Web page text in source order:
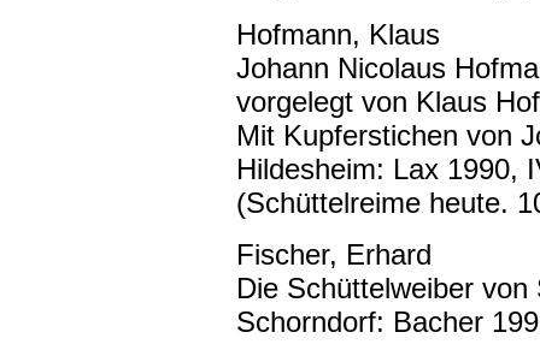
Hofmann, Klaus
Johann Nicolaus
vorgelegt von Klaus
Mit Kupferstichen von
Hildesheim: Lax 1990,
(Schüttelreime heute.
Fischer, Erhard
Die Schüttelweiber
Schorndorf: Bacher